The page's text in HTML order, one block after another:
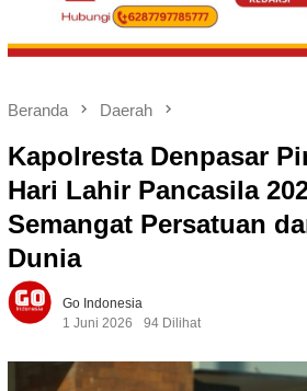
Beranda Daerah
Kapolresta Denpasar
Hari Lahir Pancasila
Semangat Persatuan
Dunia
Go Indonesia
1 Juni 2026
94 Dilihat